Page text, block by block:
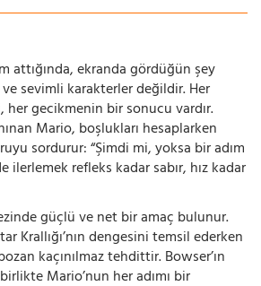
attığında, ekranda gördüğün şey
sevimli karakterler değildir. Her
her gecikmenin bir sonucu vardır.
Mario, boşlukları hesaplarken
sordurur: “Şimdi mi, yoksa bir adım
ilerlemek refleks kadar sabır, hız kadar
güçlü ve net bir amaç bulunur.
Krallığı’nın dengesini temsil ederken
kaçınılmaz tehdittir. Bowser’ın
Mario’nun her adımı bir